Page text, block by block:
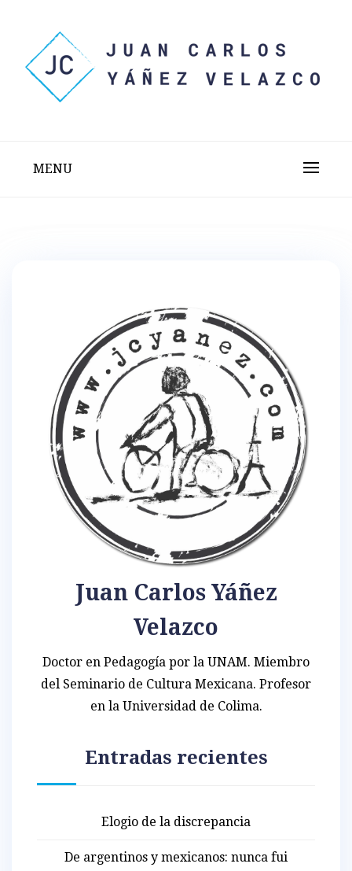
content
MENU
Juan Carlos Yáñez
Velazco
Doctor en Pedagogía por la UNAM. Miembro
del Seminario de Cultura Mexicana. Profesor
en la Universidad de Colima.
Entradas recientes
Elogio de la discrepancia
De argentinos y mexicanos: nunca fui